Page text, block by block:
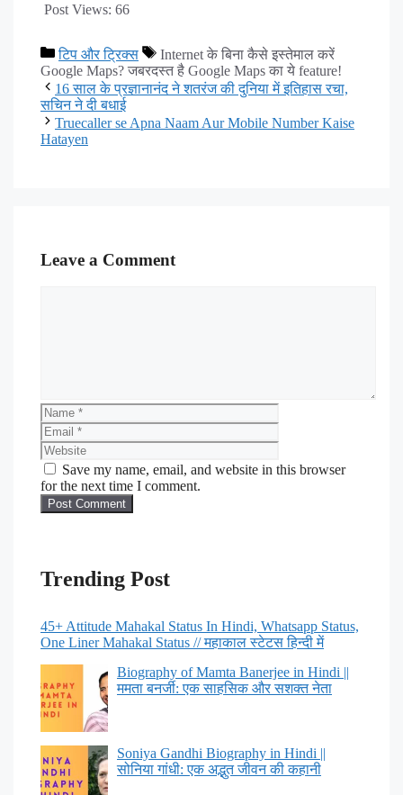
Post Views: 66
टिप और ट्रिक्स
Internet के बिना कैसे इस्तेमाल करें
Google Maps? जबरदस्त है Google Maps का ये feature!
16 साल के प्रज्ञानानंद ने शतरंज की दुनिया में इतिहास रचा,
सचिन ने दी बधाई
Truecaller se Apna Naam Aur Mobile Number Kaise
Hatayen
Leave a Comment
Save my name, email, and website in this browser
for the next time I comment.
Trending Post
45+ Attitude Mahakal Status In Hindi, Whatsapp Status,
One Liner Mahakal Status // महाकाल स्टेटस हिन्दी में
Biography of Mamta Banerjee in Hindi ||
ममता बनर्जी: एक साहसिक और सशक्त नेता
Soniya Gandhi Biography in Hindi ||
सोनिया गांधी: एक अद्भुत जीवन की कहानी